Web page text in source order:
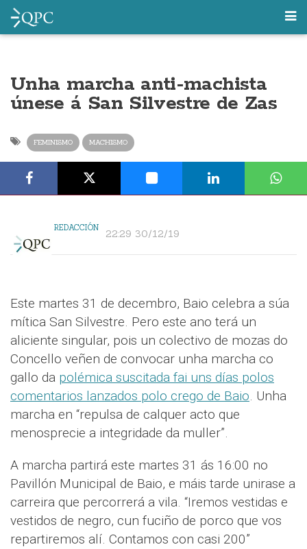
Unha marcha anti-machista
únese á San Silvestre de Zas
FEMINISMO MACHISMO
REDACCIÓN 22:29 30/12/19
Este martes 31 de decembro, Baio celebra a súa
mítica San Silvestre. Pero este ano terá un
aliciente singular, pois un colectivo de mozas do
Concello veñen de convocar unha marcha co
gallo da polémica suscitada fai uns días polos
comentarios lanzados polo crego de Baio. Unha
marcha en “repulsa de calquer acto que
menosprecie a integridade da muller”.
A marcha partirá este martes 31 ás 16:00 no
Pavillón Municipal de Baio, e máis tarde unirase a
carreira que percorrerá a vila. “Iremos vestidas e
vestidos de negro, cun fuciño de porco que vos
repartiremos alí. Contamos con casi 200”